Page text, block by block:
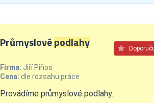
Průmyslovépodlahy
Firma: Jiří Piňos
Cena: dle rozsahu práce
Provádíme průmyslové podlahy.